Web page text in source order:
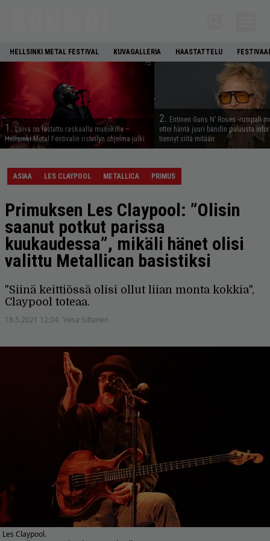
HELLSINKI METAL FESTIVAL KUVAGALLERIA HAASTATTELU
1. Laiva on lastattu raskaalla musiikilla –
Hellsinki Metal Festivalin risteilyn ohjelma julki
2. Entinen Guns N’ Roses -rumpali
ettei häntä juuri bändin paluusta
tiennyt siitä mitään
ASIAA LES CLAYPOOL METALLICA PRIMUS
Primuksen Les Claypool: ”Olisin
saanut potkut parissa
kuukaudessa”, mikäli hänet olisi
valittu Metallican basistiksi
"Siinä keittiössä olisi ollut liian monta kokkia",
Claypool toteaa.
18.5.2021 12:24 Vesa Siltanen
Les Claypool.